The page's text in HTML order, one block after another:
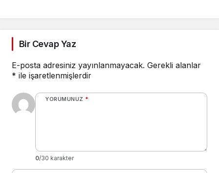
Bir Cevap Yaz
E-posta adresiniz yayınlanmayacak. Gerekli alanlar
* ile işaretlenmişlerdir
YORUMUNUZ *
0/30 karakter